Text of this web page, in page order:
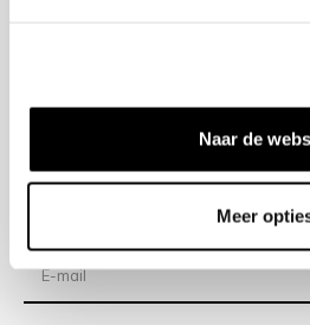
Naar de
Meer
Verzending